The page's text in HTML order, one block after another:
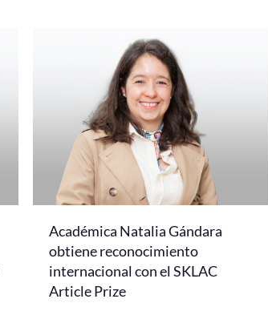
Académica Natalia Gándara
obtiene reconocimiento
internacional con el SKLAC
Article Prize